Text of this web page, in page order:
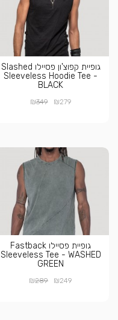
גופיית קפוצ'ון פסיילו Slashed
Sleeveless Hoodie Tee -
BLACK
₪279
₪349
גופיית פסיילו Fastback
Sleeveless Tee - WASHED
GREEN
₪249
₪289